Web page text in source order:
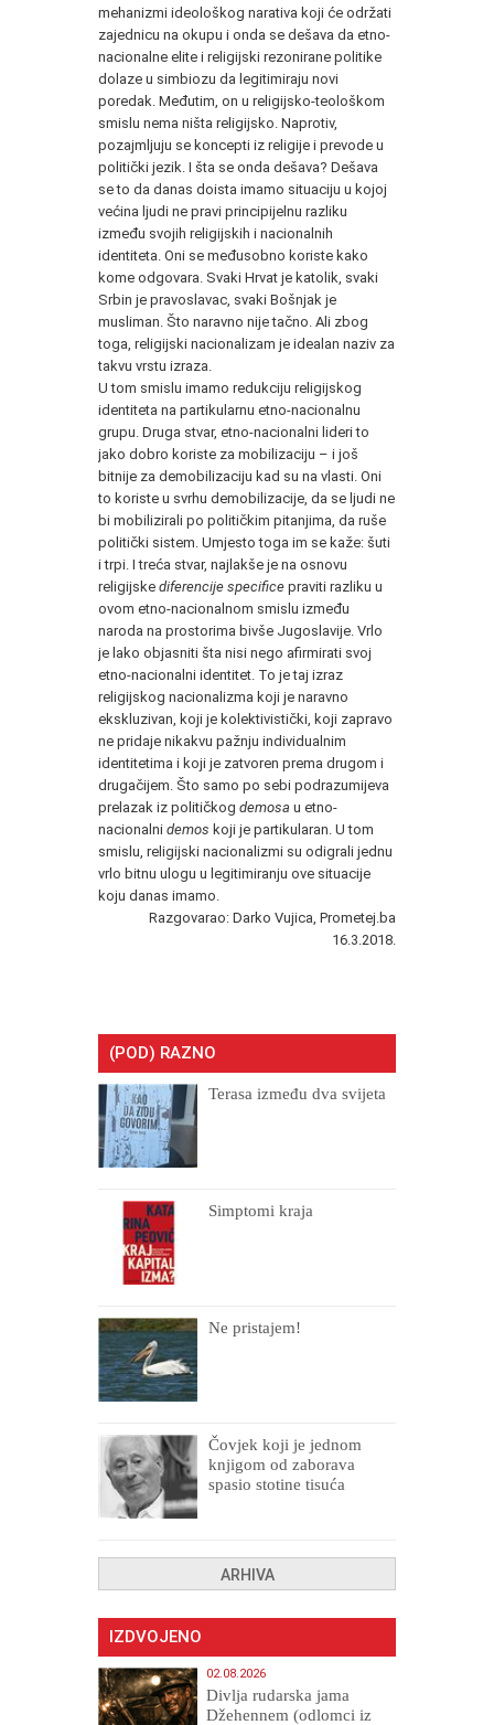
mehanizmi ideološkog narativa koji će održati
zajednicu na okupu i onda se dešava da etno-
nacionalne elite i religijski rezonirane politike
dolaze u simbiozu da legitimiraju novi
poredak. Međutim, on u religijsko-teološkom
smislu nema ništa religijsko. Naprotiv,
pozajmljuju se koncepti iz religije i prevode u
politički jezik. I šta se onda dešava? Dešava
se to da danas doista imamo situaciju u kojoj
većina ljudi ne pravi principijelnu razliku
između svojih religijskih i nacionalnih
identiteta. Oni se međusobno koriste kako
kome odgovara. Svaki Hrvat je katolik, svaki
Srbin je pravoslavac, svaki Bošnjak je
musliman. Što naravno nije tačno. Ali zbog
toga, religijski nacionalizam je idealan naziv za
takvu vrstu izraza.
U tom smislu imamo redukciju religijskog
identiteta na partikularnu etno-nacionalnu
grupu. Druga stvar, etno-nacionalni lideri to
jako dobro koriste za mobilizaciju – i još
bitnije za demobilizaciju kad su na vlasti. Oni
to koriste u svrhu demobilizacije, da se ljudi ne
bi mobilizirali po političkim pitanjima, da ruše
politički sistem. Umjesto toga im se kaže: šuti
i trpi. I treća stvar, najlakše je na osnovu
religijske diferencije specifice praviti razliku u
ovom etno-nacionalnom smislu između
naroda na prostorima bivše Jugoslavije. Vrlo
je lako objasniti šta nisi nego afirmirati svoj
etno-nacionalni identitet. To je taj izraz
religijskog nacionalizma koji je naravno
ekskluzivan, koji je kolektivistički, koji zapravo
ne pridaje nikakvu pažnju individualnim
identitetima i koji je zatvoren prema drugom i
drugačijem. Što samo po sebi podrazumijeva
prelazak iz političkog demosa u etno-
nacionalni demos koji je partikularan. U tom
smislu, religijski nacionalizmi su odigrali jednu
vrlo bitnu ulogu u legitimiranju ove situacije
koju danas imamo.
Razgovarao: Darko Vujica, Prometej.ba
16.3.2018.
(POD) RAZNO
Terasa između dva svijeta
Simptomi kraja
Ne pristajem!
Čovjek koji je jednom
knjigom od zaborava
spasio stotine tisuća
ARHIVA
IZDVOJENO
02.08.2026
Divlja rudarska jama
Džehennem (odlomci iz